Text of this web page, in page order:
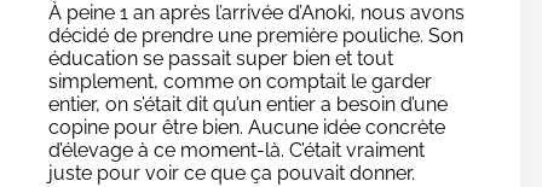
À peine 1 an après l’arrivée d’Anoki, nous avons
décidé de prendre une première pouliche. Son
éducation se passait super bien et tout
simplement, comme on comptait le garder
entier, on s’était dit qu’un entier a besoin d’une
copine pour être bien. Aucune idée concrète
d’élevage à ce moment-là. C’était vraiment
juste pour voir ce que ça pouvait donner.